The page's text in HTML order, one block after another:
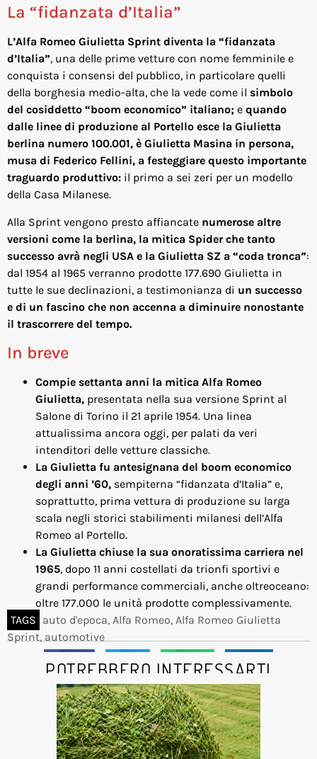
La “fidanzata d’Italia”
L’Alfa Romeo Giulietta Sprint diventa la “fidanzata
d’Italia”, una delle prime vetture con nome femminile e
conquista i consensi del pubblico, in particolare quelli
della borghesia medio-alta, che la vede come il simbolo
del cosiddetto “boom economico” italiano; e quando
dalle linee di produzione al Portello esce la Giulietta
berlina numero 100.001, è Giulietta Masina in persona,
musa di Federico Fellini, a festeggiare questo importante
traguardo produttivo: il primo a sei zeri per un modello
della Casa Milanese.
Alla Sprint vengono presto affiancate numerose altre
versioni come la berlina, la mitica Spider che tanto
successo avrà negli USA e la Giulietta SZ a “coda tronca”:
dal 1954 al 1965 verranno prodotte 177.690 Giulietta in
tutte le sue declinazioni, a testimonianza di un successo
e di un fascino che non accenna a diminuire nonostante
il trascorrere del tempo.
In breve
Compie settanta anni la mitica Alfa Romeo
Giulietta, presentata nella sua versione Sprint al
Salone di Torino il 21 aprile 1954. Una linea
attualissima ancora oggi, per palati da veri
intenditori delle vetture classiche.
La Giulietta fu antesignana del boom economico
degli anni ’60, sempiterna “fidanzata d’Italia” e,
soprattutto, prima vettura di produzione su larga
scala negli storici stabilimenti milanesi dell’Alfa
Romeo al Portello.
La Giulietta chiuse la sua onoratissima carriera nel
1965, dopo 11 anni costellati da trionfi sportivi e
grandi performance commerciali, anche oltreoceano:
oltre 177.000 le unità prodotte complessivamente.
TAGS auto d'epoca, Alfa Romeo, Alfa Romeo Giulietta
Sprint, automotive
POTREBBERO INTERESSARTI